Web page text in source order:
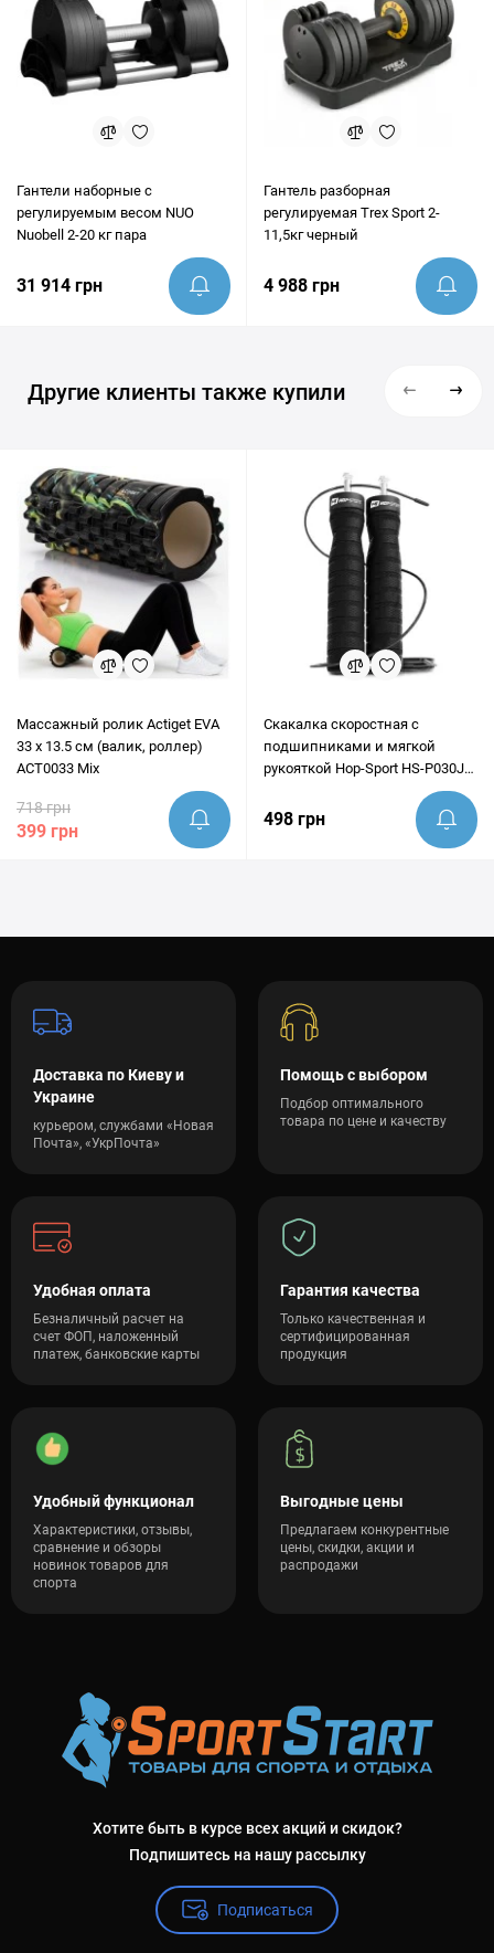
Гантели наборные с
регулируемым весом NUO
Nuobell 2-20 кг пара
31 914 грн
Гантель разборная
регулируемая Trex Sport 2-
11,5кг черный
4 988 грн
Другие клиенты также купили
Массажный ролик Actiget EVA
33 x 13.5 см (валик, роллер)
ACT0033 Mix
718 грн
399 грн
Скакалка скоростная с
подшипниками и мягкой
рукояткой Hop-Sport HS-P030JR
498 грн
Доставка по Киеву и
Украине
курьером, службами «Новая
Почта», «УкрПочта»
Помощь с выбором
Подбор оптимального
товара по цене и качеству
Удобная оплата
Безналичный расчет на
счет ФОП, наложенный
платеж, банковские карты
Гарантия качества
Только качественная и
сертифицированная
продукция
Удобный функционал
Характеристики, отзывы,
сравнение и обзоры
новинок товаров для
спорта
Выгодные цены
Предлагаем конкурентные
цены, скидки, акции и
распродажи
Хотите быть в курсе всех акций и скидок?
Подпишитесь на нашу рассылку
Подписаться